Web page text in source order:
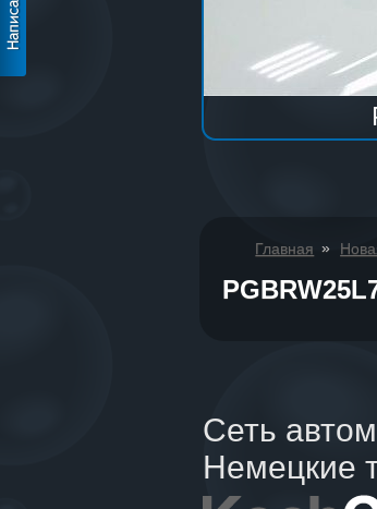
Главная »
Сеть
Немецкие